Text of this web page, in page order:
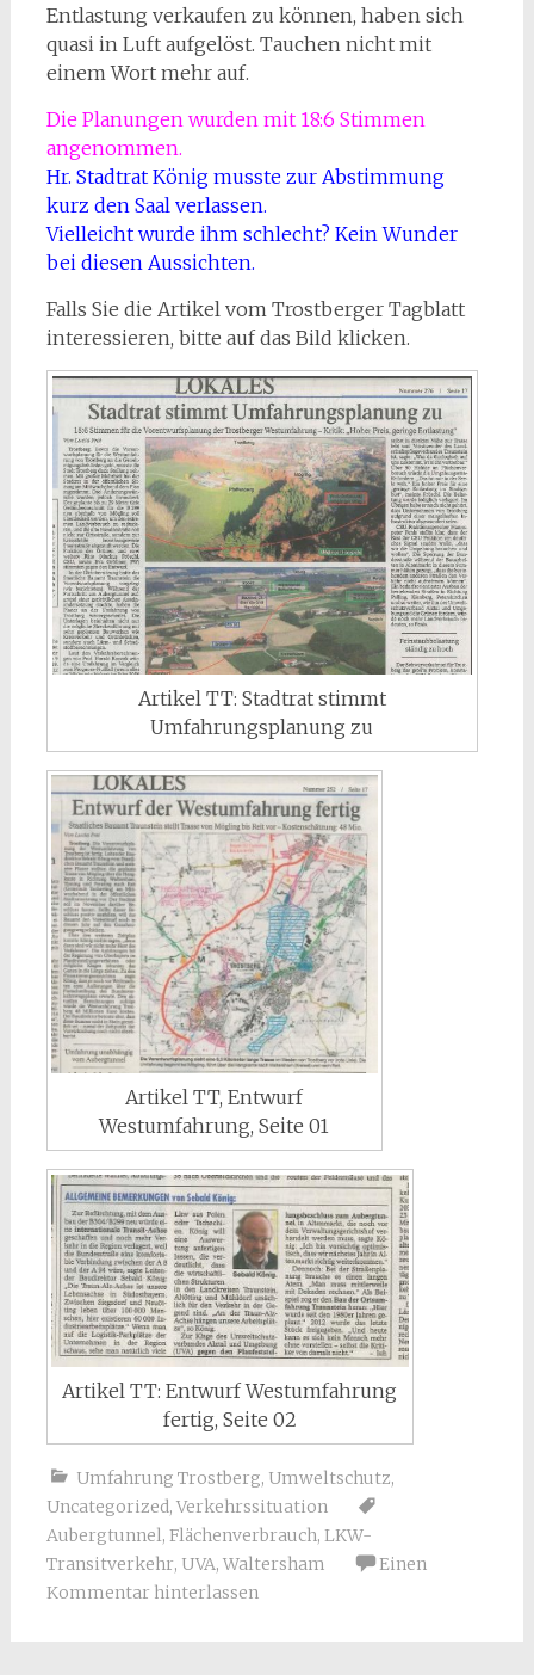
Entlastung verkaufen zu können, haben sich
quasi in Luft aufgelöst. Tauchen nicht mit
einem Wort mehr auf.
Die Planungen wurden mit 18:6 Stimmen
angenommen.
Hr. Stadtrat König musste zur Abstimmung
kurz den Saal verlassen.
Vielleicht wurde ihm schlecht? Kein Wunder
bei diesen Aussichten.
Falls Sie die Artikel vom Trostberger Tagblatt
interessieren, bitte auf das Bild klicken.
Artikel TT: Stadtrat stimmt
Umfahrungsplanung zu
Artikel TT, Entwurf
Westumfahrung, Seite 01
Artikel TT: Entwurf Westumfahrung
fertig, Seite 02
Umfahrung Trostberg, Umweltschutz,
Uncategorized, Verkehrssituation
Aubergtunnel, Flächenverbrauch, LKW-
Transitverkehr, UVA, Waltersham
Einen
Kommentar hinterlassen